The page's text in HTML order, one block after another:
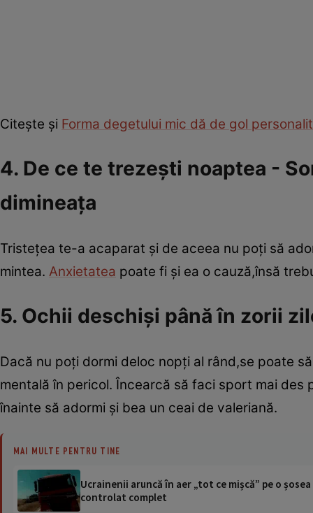
Citeşte şi Forma degetului mic dă de gol
4. De ce te trezeşti noaptea -
dimineaţa
Tristeţea te-a acaparat şi de aceea nu poţi să
mintea. Anxietatea poate fi şi ea o cauză,însă
5. Ochii deschişi până în zorii
Dacă nu poţi dormi deloc nopţi al rând,se poate
mentală în pericol. Încearcă să faci sport mai
înainte să adormi şi bea un ceai de valeriană.
MAI MULTE PENTRU TINE
Ucrainenii aruncă în aer „tot ce mișcă” pe o
controlat complet